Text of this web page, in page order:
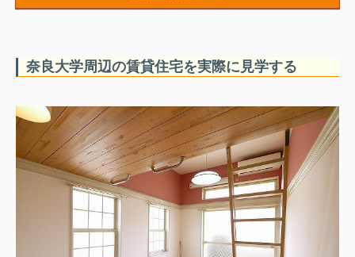
奈良大学周辺の賃貸住宅を実際に見学する